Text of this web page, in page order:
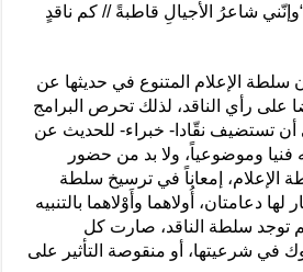
شاعرُ الأجيالِ قاطبةً // كم ناقدٍ
سلطة الإعلام المتنوع في حديثها عن
على رأي الناقد، لذلك تحرص البرامج
أن تستضيف نقّادا- خبراء- للحديث عن
فنيا وموضوعياً، ولا بد من حضور
الإعلام، إمعاناً في ترسيخ سلطة
لها دعامتان، أُولاهما وأَوْلاهما بالتنبيه
توجد سلطة الناقد، صارت كل
في شرعيتها، أو منقوصة التأثير على